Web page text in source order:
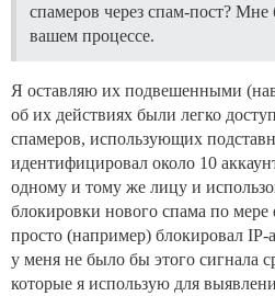
спамеров через спам-пост? Мне
вашем процессе.
Я оставляю их подвешенными
об их действиях были легко
спамеров, использующих
идентифицировал около 10
одному и тому же лицу и
блокировки нового спама по
просто (например) блокировал
у меня не было бы этого сигнала
которые я использую для